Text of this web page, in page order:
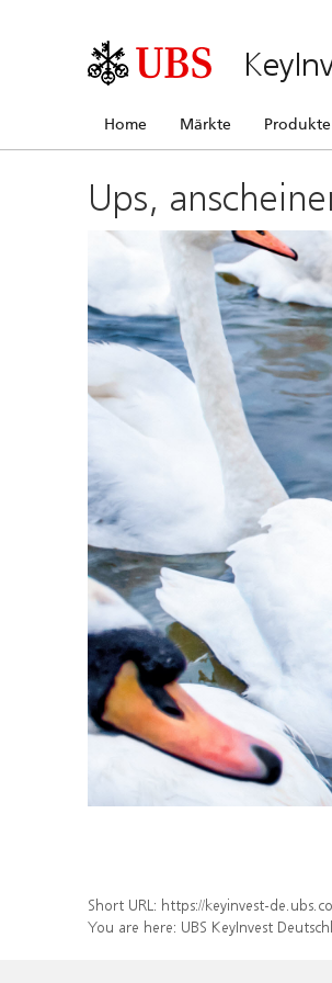
Home Märkte Produkte
Ups,
Short URL: https://keyinvest-
You are here: UBS KeyInvest